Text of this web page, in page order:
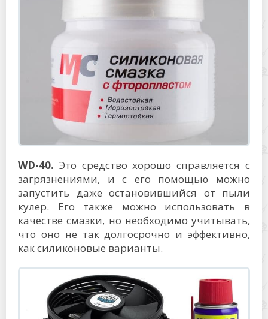
WD-40. Это средство хорошо справляется с
загрязнениями, и с его помощью можно
запустить даже остановившийся от пыли
кулер. Его также можно использовать в
качестве смазки, но необходимо учитывать,
что оно не так долгосрочно и эффективно,
как силиконовые варианты.